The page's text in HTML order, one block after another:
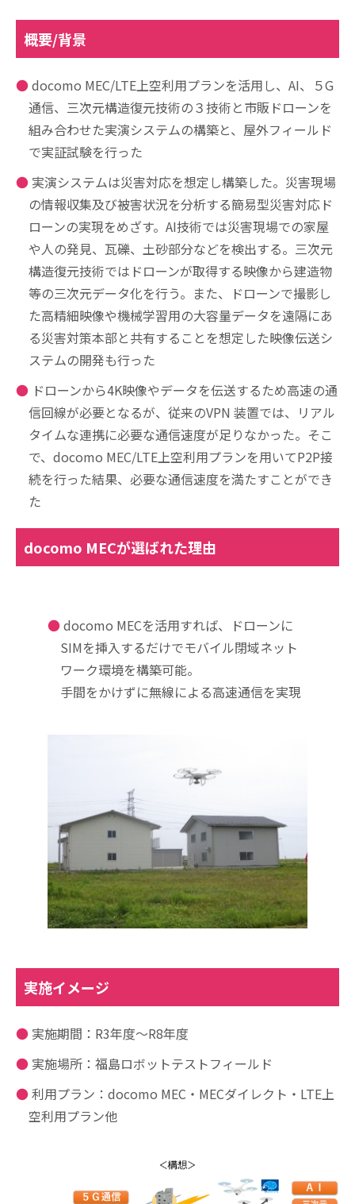
概要/背景
docomo MEC/LTE上空利用プランを活用し、AI、５G
通信、三次元構造復元技術の３技術と市販ドローンを
組み合わせた実演システムの構築と、屋外フィールド
で実証試験を行った
実演システムは災害対応を想定し構築した。災害現場
の情報収集及び被害状況を分析する簡易型災害対応ド
ローンの実現をめざす。AI技術では災害現場での家屋
や人の発見、瓦礫、土砂部分などを検出する。三次元
構造復元技術ではドローンが取得する映像から建造物
等の三次元データ化を行う。また、ドローンで撮影し
た高精細映像や機械学習用の大容量データを遠隔にあ
る災害対策本部と共有することを想定した映像伝送シ
ステムの開発も行った
ドローンから4K映像やデータを伝送するため高速の通
信回線が必要となるが、従来のVPN 装置では、リアル
タイムな連携に必要な通信速度が足りなかった。そこ
で、docomo MEC/LTE上空利用プランを用いてP2P接
続を行った結果、必要な通信速度を満たすことができ
た
docomo MECが選ばれた理由
docomo MECを活用すれば、ドローンに
SIMを挿入するだけでモバイル閉域ネット
ワーク環境を構築可能。
手間をかけずに無線による高速通信を実現
実施イメージ
実施期間：R3年度～R8年度
実施場所：福島ロボットテストフィールド
利用プラン：docomo MEC・MECダイレクト・LTE上
空利用プラン他